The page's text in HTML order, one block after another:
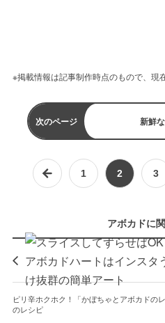
※掲載情報は記事制作時点のもので、現
次のページ 新鮮
1 2 3
アボカドに
ピリ辛ホクホク！「かぼちゃとアボカドの
のレシピ